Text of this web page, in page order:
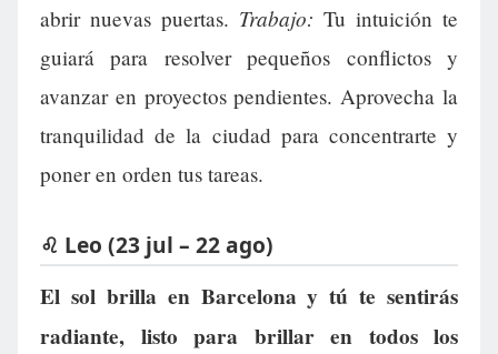
abrir nuevas puertas. Trabajo: Tu intuición te
guiará para resolver pequeños conflictos y
avanzar en proyectos pendientes. Aprovecha la
tranquilidad de la ciudad para concentrarte y
poner en orden tus tareas.
♌ Leo (23 jul – 22 ago)
El sol brilla en Barcelona y tú te sentirás
radiante, listo para brillar en todos los